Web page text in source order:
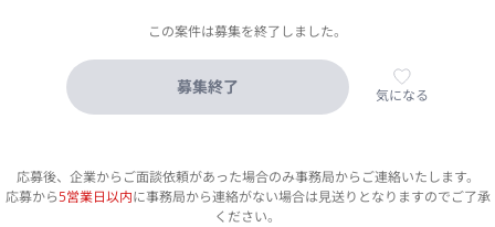
この案件は募集を終了しました。
募集終了 気になる
応募後、企業からご面談依頼があった場合のみ事務局からご連絡いたします。
応募から5営業日以内に事務局から連絡がない場合は見送りとなりますのでご了承
ください。